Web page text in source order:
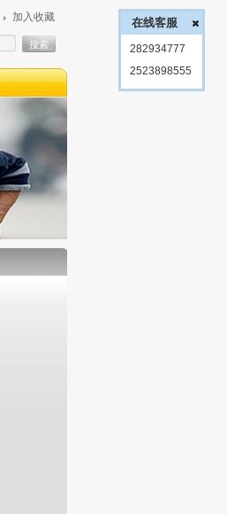
加入收藏 在线客服
282934777
2523898555